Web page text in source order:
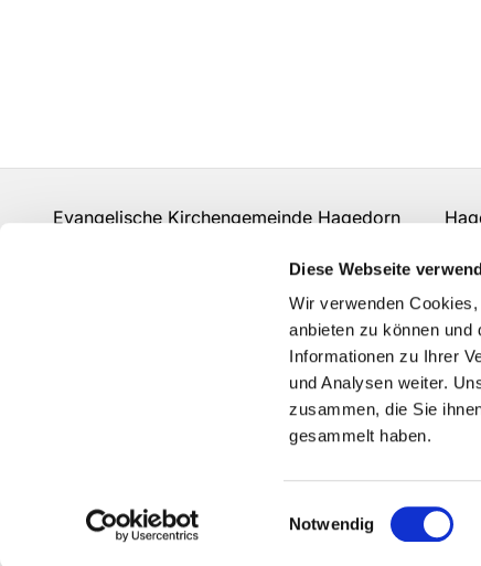
Diese Webseite
Wir verwenden
anbieten zu können und
Informationen zu Ihrer
und Analysen weiter.
zusammen, die Sie
gesammelt haben.
Einwilligungsauswahl
Notwendig
Evangelische Kirchengemeinde Hagedorn